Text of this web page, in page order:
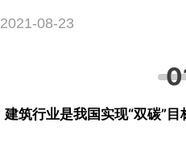
2021-08-23
建筑行业是我国实现“双碳”目